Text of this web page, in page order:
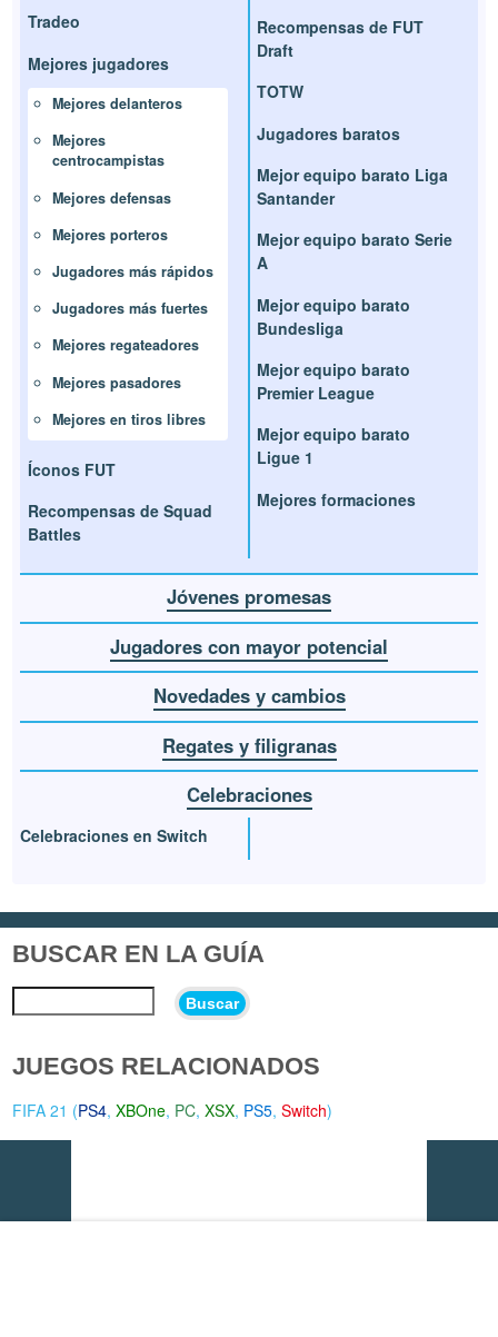
Tradeo
Mejores jugadores
Mejores delanteros
Mejores
centrocampistas
Mejores defensas
Mejores porteros
Jugadores más rápidos
Jugadores más fuertes
Mejores regateadores
Mejores pasadores
Mejores en tiros libres
Íconos FUT
Recompensas de Squad
Battles
Recompensas de FUT
Draft
TOTW
Jugadores baratos
Mejor equipo barato Liga
Santander
Mejor equipo barato Serie
A
Mejor equipo barato
Bundesliga
Mejor equipo barato
Premier League
Mejor equipo barato
Ligue 1
Mejores formaciones
Jóvenes promesas
Jugadores con mayor potencial
Novedades y cambios
Regates y filigranas
Celebraciones
Celebraciones en Switch
BUSCAR EN LA GUÍA
Buscar
JUEGOS RELACIONADOS
FIFA 21 (PS4,XBOne, PC,XSX, PS5,Switch)